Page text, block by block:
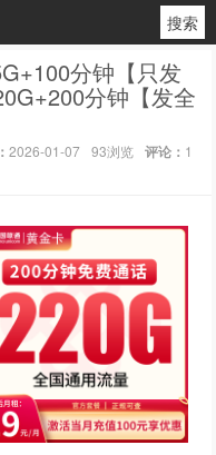
搜索
分钟【只发
分钟【发全
2026-01-07 93浏览 评论： 1